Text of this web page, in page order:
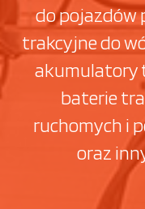
do pojazdów
trakcyjne do
akumulatory
baterie
ruchomych i
oraz